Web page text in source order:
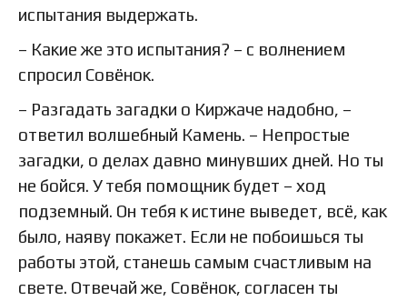
испытания выдержать.
– Какие же это испытания? – с волнением
спросил Совёнок.
– Разгадать загадки о Киржаче надобно, –
ответил волшебный Камень. – Непростые
загадки, о делах давно минувших дней. Но ты
не бойся. У тебя помощник будет – ход
подземный. Он тебя к истине выведет, всё, как
было, наяву покажет. Если не побоишься ты
работы этой, станешь самым счастливым на
свете. Отвечай же, Совёнок, согласен ты